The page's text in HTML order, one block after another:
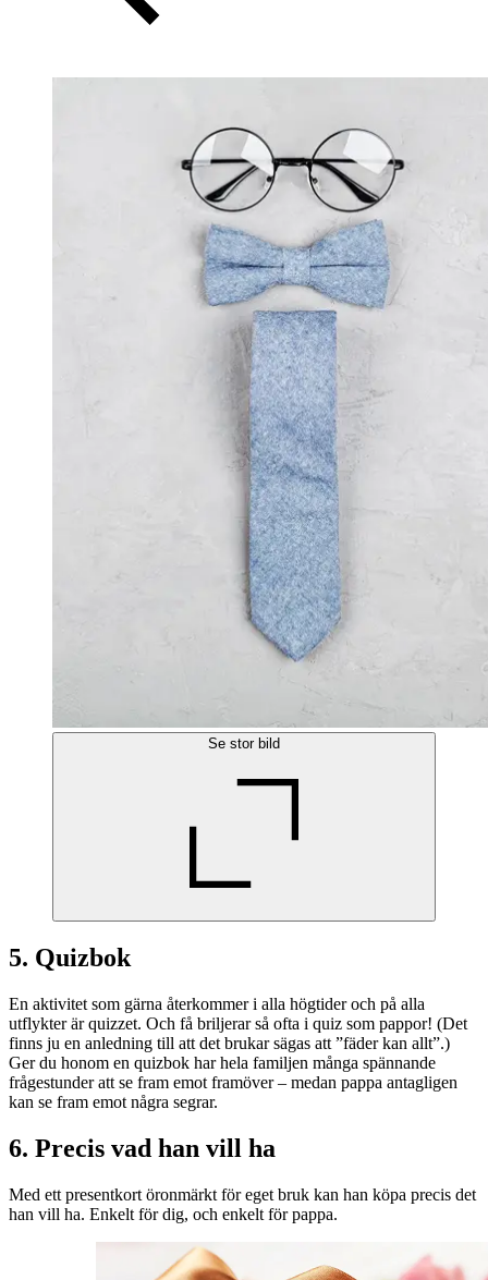
Se stor bild
5. Quizbok
En aktivitet som gärna återkommer i alla högtider och på alla
utflykter är quizzet. Och få briljerar så ofta i quiz som pappor! (Det
finns ju en anledning till att det brukar sägas att ”fäder kan allt”.)
Ger du honom en quizbok har hela familjen många spännande
frågestunder att se fram emot framöver – medan pappa antagligen
kan se fram emot några segrar.
6. Precis vad han vill ha
Med ett presentkort öronmärkt för eget bruk kan han köpa precis det
han vill ha. Enkelt för dig, och enkelt för pappa.